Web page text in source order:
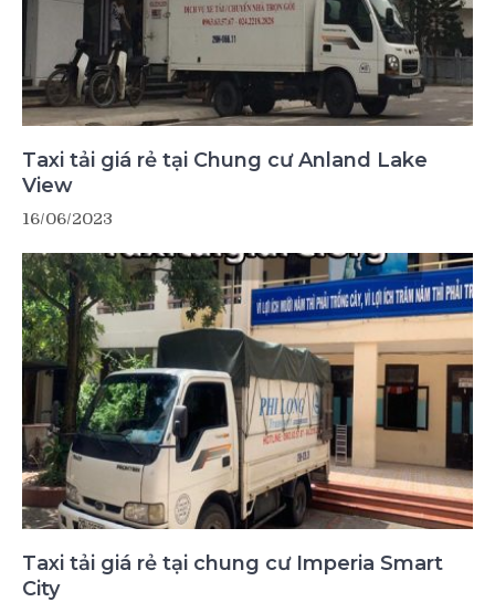
Taxi tải giá rẻ tại Chung cư Anland Lake
View
16/06/2023
Taxi tải giá rẻ tại chung cư Imperia Smart
City